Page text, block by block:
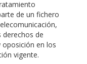
de un fichero
de
oposición en los
vigente.